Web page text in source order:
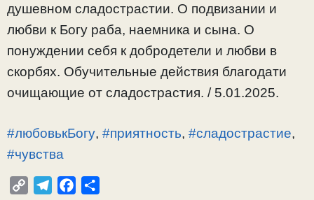
душевном сладострастии. О подвизании и
любви к Богу раба, наемника и сына. О
понуждении себя к добродетели и любви в
скорбях. Обучительные действия благодати
очищающие от сладострастия. / 5.01.2025.
#любовькБогу, #приятность, #сладострастие,
#чувства